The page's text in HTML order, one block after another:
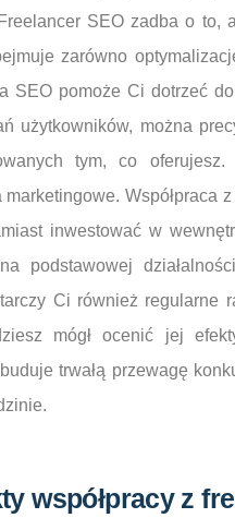
SEO zadba o to,
zarówno
SEO pomoże Ci dotrzeć
użytkowników, można
tym, co
Współpraca
inwestować w
podstawowej
Ci również regularne
mógł ocenić jej
trwałą przewagę
współpracy z